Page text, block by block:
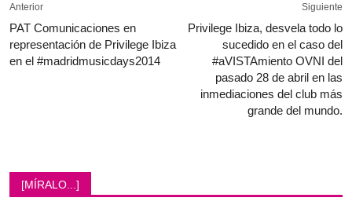
Anterior
PAT Comunicaciones en
representación de Privilege Ibiza
en el #madridmusicdays2014
Siguiente
Privilege Ibiza, desvela todo lo
sucedido en el caso del
#aVISTAmiento OVNI del
pasado 28 de abril en las
inmediaciones del club más
grande del mundo.
[MÍRALO...]